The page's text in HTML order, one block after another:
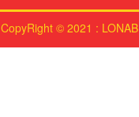
CopyRight © 2021 : LONAB